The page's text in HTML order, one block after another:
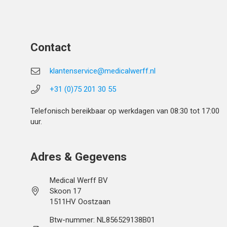
Contact
klantenservice@medicalwerff.nl
+31 (0)75 201 30 55
Telefonisch bereikbaar op werkdagen van 08:30 tot 17:00
uur.
Adres & Gegevens
Medical Werff BV
Skoon 17
1511HV Oostzaan
Btw-nummer: NL856529138B01